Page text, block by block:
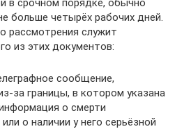
больше четырёх рабочих дней.
рассмотрения служит
из этих документов:
сообщение,
за границы, в котором указана
о смерти
о наличии у него серьёзной